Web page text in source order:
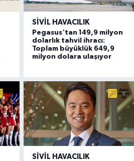
SIVIL HAVACILIK
Pegasus'tan 149,9 milyon
dolarlık tahvil ihracı:
Toplam büyüklük 649,9
milyon dolara ulaşıyor
SIVIL HAVACILIK